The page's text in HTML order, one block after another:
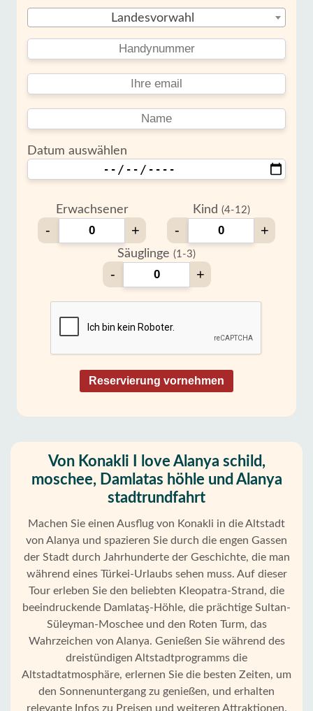
Landesvorwahl
Datum auswählen
Erwachsener
- +
Kind (4-12)
- +
Säuglinge (1-3)
- +
Reservierung vornehmen
Von Konakli I love Alanya schild,
moschee, Damlatas höhle und Alanya
stadtrundfahrt
Machen Sie einen Ausflug von Konakli in die Altstadt
von Alanya und spazieren Sie durch die engen Gassen
der Stadt durch Jahrhunderte der Geschichte, die man
während eines Türkei-Urlaubs sehen muss. Auf dieser
Tour erleben Sie den beliebten Kleopatra-Strand, die
beeindruckende Damlataş-Höhle, die prächtige Sultan-
Süleyman-Moschee und den Roten Turm, das
Wahrzeichen von Alanya. Genießen Sie während des
dreistündigen Altstadtprogramms die
Altstadtatmosphäre, erlernen Sie die besten Zeiten, um
den Sonnenuntergang zu genießen, und erhalten
relevante Infos zu Preisen und weiteren Attraktionen.